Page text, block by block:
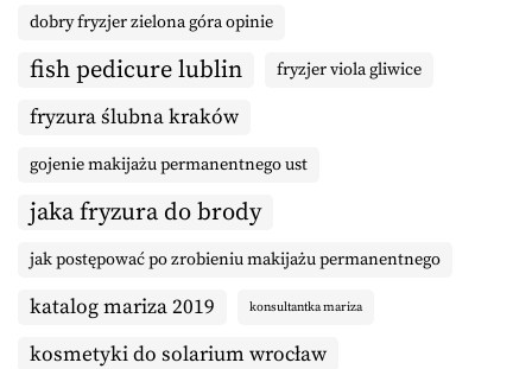
dobry fryzjer zielona góra opinie
fish pedicure lublin fryzjer viola gliwice
fryzura ślubna kraków
gojenie makijażu permanentnego ust
jaka fryzura do brody
jak postępować po zrobieniu makijażu permanentnego
katalog mariza 2019 konsultantka mariza
kosmetyki do solarium wrocław